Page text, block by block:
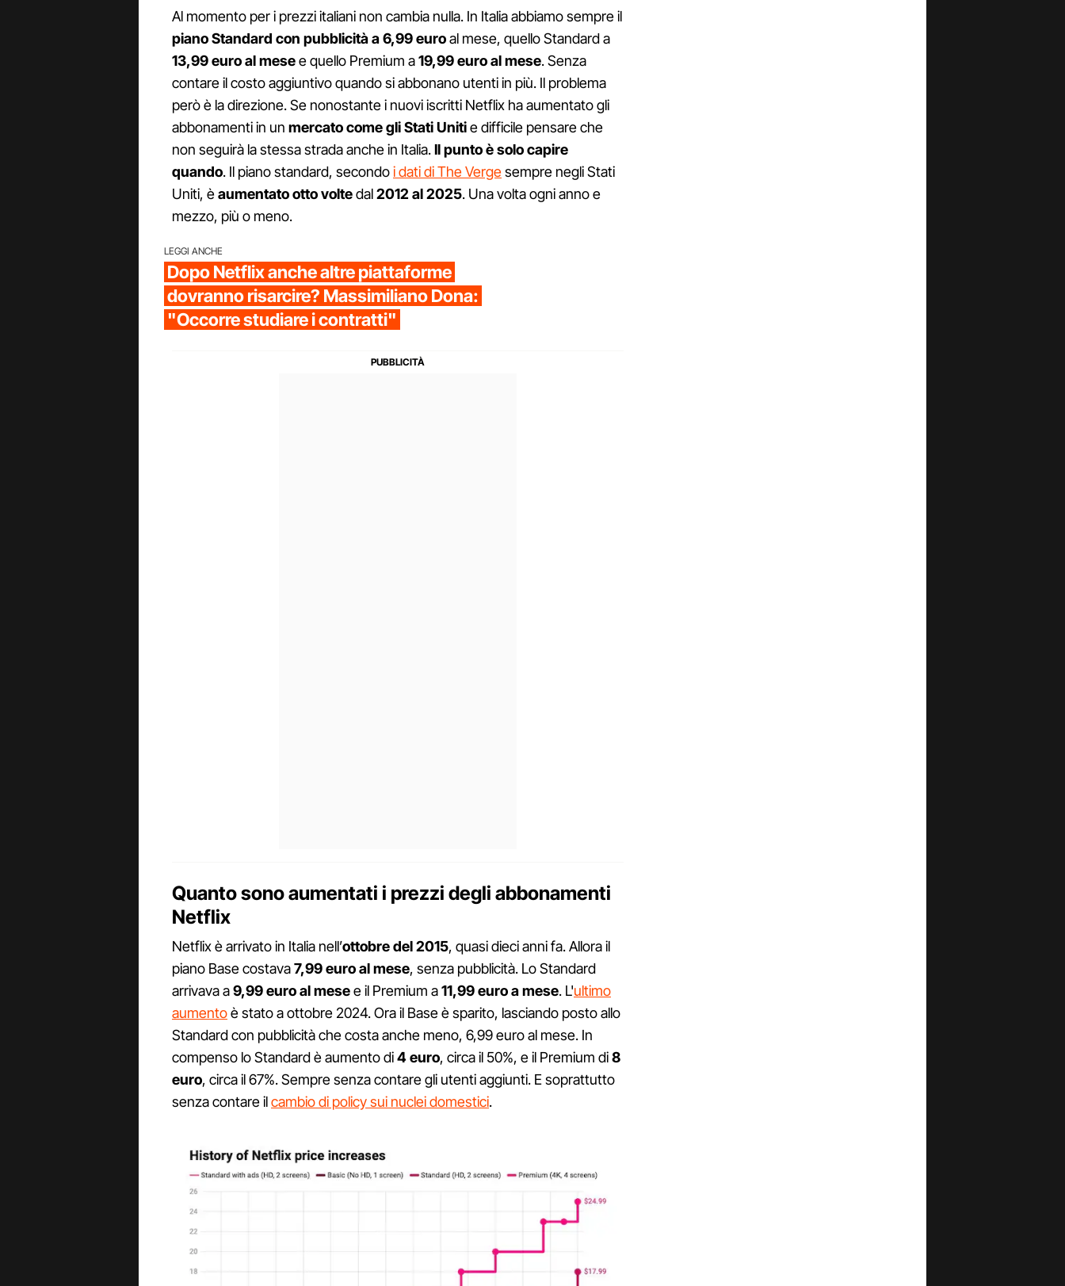
Al momento per i prezzi italiani non cambia nulla. In Italia abbiamo sempre il
piano Standard con pubblicità a 6,99 euroal mese, quello Standard a
13,99 euro al mesee quello Premium a19,99 euro al mese. Senza
contare il costo aggiuntivo quando si abbonano utenti in più. Il problema
però è la direzione. Se nonostante i nuovi iscritti Netflix ha aumentato gli
abbonamenti in un mercato come gli Stati Unitie difficile pensare che
non seguirà la stessa strada anche in Italia.Il punto è solo capire
quando. Il piano standard, secondoi dati di The Vergesempre negli Stati
Uniti, èaumentato otto voltedal2012 al 2025. Una volta ogni anno e
mezzo, più o meno.
LEGGI ANCHE
Dopo Netflix anche altre piattaforme
dovranno risarcire? Massimiliano Dona:
"Occorre studiare i contratti"
Quanto sono aumentati i prezzi degli abbonamenti
Netflix
Netflix è arrivato in Italia nell’ottobre del 2015, quasi dieci anni fa. Allora il
piano Base costava7,99 euro al mese, senza pubblicità. Lo Standard
arrivava a9,99 euro al mesee il Premium a11,99 euro a mese. L'ultimo
aumentoè stato a ottobre 2024. Ora il Base è sparito, lasciando posto allo
Standard con pubblicità che costa anche meno, 6,99 euro al mese. In
compenso lo Standard è aumento di4 euro, circa il 50%, e il Premium di8
euro, circa il 67%. Sempre senza contare gli utenti aggiunti. E soprattutto
senza contare ilcambio di policy sui nuclei domestici.